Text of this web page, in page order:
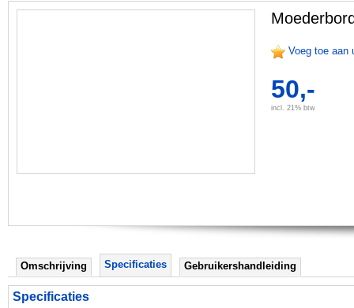
Voeg toe aan
50,-
incl. 21% btw
Omschrijving Specificaties Gebruikershandleiding
Specificaties